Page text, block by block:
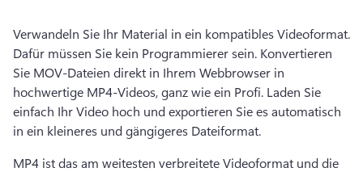
Verwandeln Sie Ihr Material in ein kompatibles Videoformat.
Dafür müssen Sie kein Programmierer sein. Konvertieren
Sie MOV-Dateien direkt in Ihrem Webbrowser in
hochwertige MP4-Videos, ganz wie ein Profi. Laden Sie
einfach Ihr Video hoch und exportieren Sie es automatisch
in ein kleineres und gängigeres Dateiformat.
MP4 ist das am weitesten verbreitete Videoformat und die